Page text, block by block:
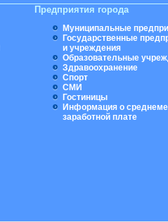
Предприятия города
Муниципальные
Государственные
и учреждения
Образовательные
Здравоохранение
Спорт
СМИ
Гостиницы
Информация о
заработной плате